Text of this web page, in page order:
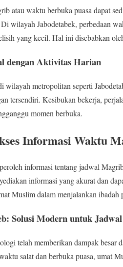
atau waktu berbuka puasa dapat
wilayah Jabodetabek, perbedaan
yang kecil. Hal ini disebabkan
dengan Aktivitas Harian
wilayah metropolitan seperti
tersendiri. Kesibukan bekerja,
momen berbuka.
Informasi Waktu
informasi tentang jadwal
informasi yang akurat dan
Muslim dalam menjalankan ibadah
Solusi Modern untuk
telah memberikan dampak besar
salat dan berbuka puasa, umat